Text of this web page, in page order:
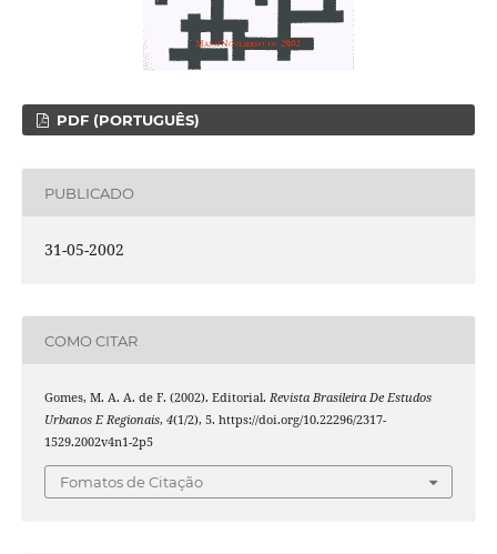
PDF (PORTUGUÊS)
PUBLICADO
31-05-2002
COMO CITAR
Gomes, M. A. A. de F. (2002). Editorial. Revista Brasileira De Estudos
Urbanos E Regionais, 4(1/2), 5. https://doi.org/10.22296/2317-
1529.2002v4n1-2p5
Fomatos de Citação